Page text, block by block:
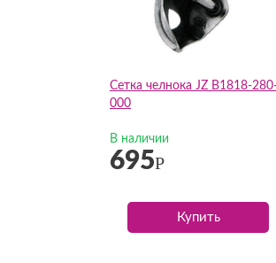
Сетка челнока JZ B1818-
000
В наличии
695Р
Купить